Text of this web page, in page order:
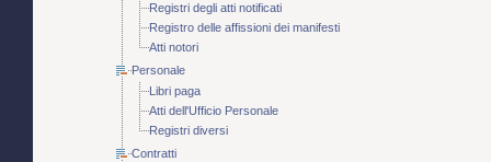
Registri degli atti notificati
Registro delle affissioni dei manifesti
Atti notori
Personale
Libri paga
Atti dell'Ufficio Personale
Registri diversi
Contratti